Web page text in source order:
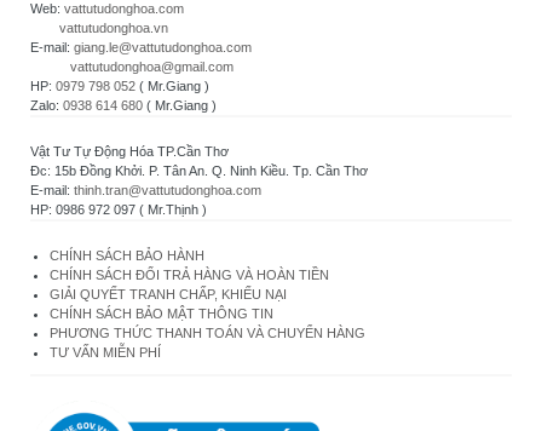
Web: vattutudonghoa.com
vattutudonghoa.vn
E-mail: giang.le@vattutudonghoa.com
vattutudonghoa@gmail.com
HP: 0979 798 052 ( Mr.Giang )
Zalo: 0938 614 680 ( Mr.Giang )
Vật Tư Tự Động Hóa TP.Cần Thơ
Đc: 15b Đồng Khởi. P. Tân An. Q. Ninh Kiều. Tp. Cần Thơ
E-mail: thinh.tran@vattutudonghoa.com
HP: 0986 972 097 ( Mr.Thịnh )
CHÍNH SÁCH BẢO HÀNH
CHÍNH SÁCH ĐỔI TRẢ HÀNG VÀ HOÀN TIỀN
GIẢI QUYẾT TRANH CHẤP, KHIẾU NẠI
CHÍNH SÁCH BẢO MẬT THÔNG TIN
PHƯƠNG THỨC THANH TOÁN VÀ CHUYỂN HÀNG
TƯ VẤN MIỄN PHÍ